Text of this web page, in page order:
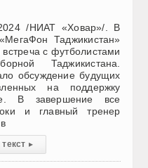
/НИАТ «Ховар»/. В
Таджикистан»
с футболистами
Таджикистана.
обсуждение будущих
на поддержку
В завершение все
и главный тренер
▸